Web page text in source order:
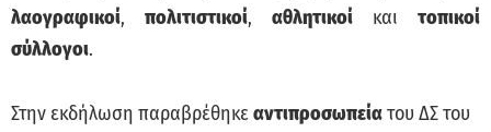
λαογραφικοί, πολιτιστικοί, αθλητικοί και τοπικοί
σύλλογοι.
Στην εκδήλωση παραβρέθηκεαντιπροσωπείατου ΔΣ του